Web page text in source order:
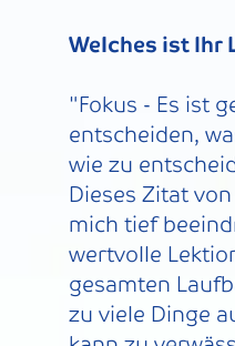
Welches ist Ihr
"Fokus - Es ist
entscheiden,
wie zu
Dieses Zitat
mich tief
wertvolle
gesamten
zu viele Dinge